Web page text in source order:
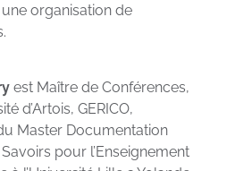
une organisation de
est Maître de Conférences,
d’Artois, GERICO,
Master Documentation
pour l’Enseignement